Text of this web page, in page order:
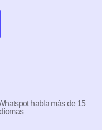
habla más de 15